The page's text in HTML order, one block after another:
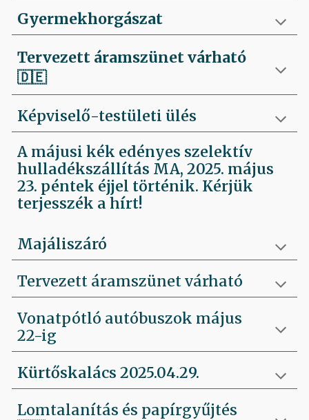
Gyermekhorgászat
Tervezett áramszünet várható
🇩🇪
Képviselő-testületi ülés
A májusi kék edényes szelektív
hulladékszállítás MA, 2025. május
23. péntek éjjel történik. Kérjük
terjesszék a hírt!
Majáliszáró
Tervezett áramszünet várható
Vonatpótló autóbuszok május
22-ig
Kürtőskalács 2025.04.29.
Lomtalanítás és papírgyűjtés